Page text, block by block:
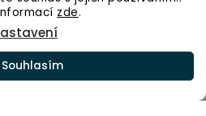
zde.
Souhlasím
nastavení cookies